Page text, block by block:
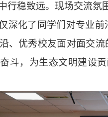
行稳致远。现场交流氛
深化了同学们对专业
、优秀校友面对面交
斗，为生态文明建设